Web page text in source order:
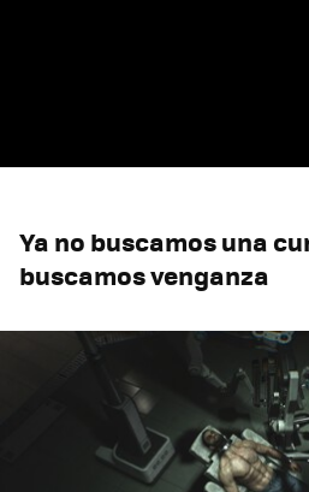
Ya no buscamos una
buscamos venganza